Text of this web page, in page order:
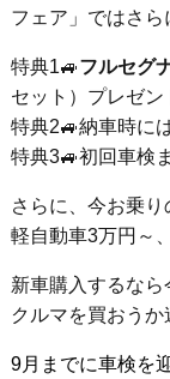
フェア」ではさ
特典1🚙フルセグ
セット）プレゼン
特典2🚙納車時に
特典3🚙初回車検
さらに、今お乗
軽自動車3万円～
新車購入するなら
クルマを買おう
9月までに車検を